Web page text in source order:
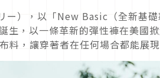
），以「New Basic（全新基
生，以一條革新的彈性褲在美國
料，讓穿著者在任何場合都能展